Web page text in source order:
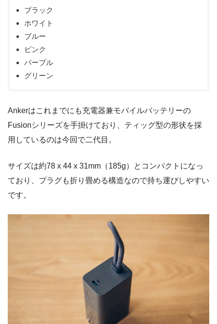
ブラック
ホワイト
ブルー
ピンク
パープル
グリーン
Ankerはこれまでにも充電器兼モバイルバッテリーの
Fusionシリーズを手掛けており、ティッグ型の形状を採
用しているのは今回で二代目。
サイズは約78 x 44 x 31mm（185g）とコンパクトになっ
ており、プラグも折り畳める構造なので持ち運びしやすい
です。